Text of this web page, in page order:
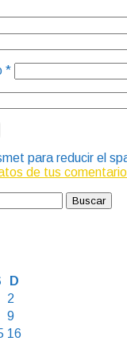
*
para reducir el
de tus
D
2
9
16